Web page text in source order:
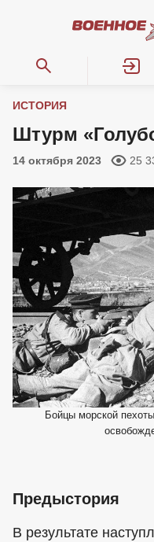
ИСТОРИЯ
Штурм
14 октября 2023 25
Бойцы морской
Предыстория
В результате